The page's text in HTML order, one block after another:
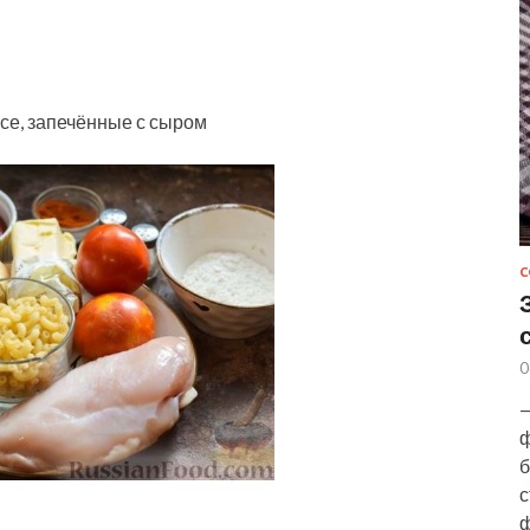
запечённые с сыром